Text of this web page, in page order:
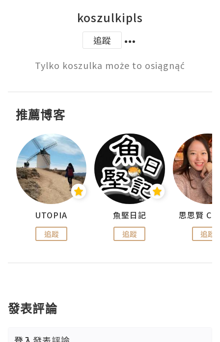
koszulkipls
追蹤
Tylko koszulka może to osiągnąć
推薦博客
UTOPIA
追蹤
魚堅日記
追蹤 追蹤
發表評論